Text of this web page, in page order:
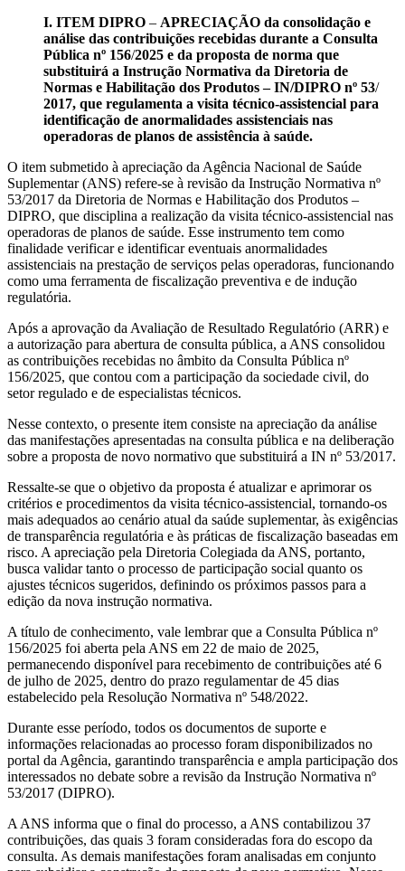
I. ITEM DIPRO – APRECIAÇÃO da consolidação e
análise das contribuições recebidas durante a Consulta
Pública nº 156/2025 e da proposta de norma que
substituirá a Instrução Normativa da Diretoria de
Normas e Habilitação dos Produtos – IN/DIPRO nº 53/
2017, que regulamenta a visita técnico-assistencial para
identificação de anormalidades assistenciais nas
operadoras de planos de assistência à saúde.
O item submetido à apreciação da Agência Nacional de Saúde
Suplementar (ANS) refere-se à revisão da Instrução Normativa nº
53/2017 da Diretoria de Normas e Habilitação dos Produtos –
DIPRO, que disciplina a realização da visita técnico-assistencial nas
operadoras de planos de saúde. Esse instrumento tem como
finalidade verificar e identificar eventuais anormalidades
assistenciais na prestação de serviços pelas operadoras, funcionando
como uma ferramenta de fiscalização preventiva e de indução
regulatória.
Após a aprovação da Avaliação de Resultado Regulatório (ARR) e
a autorização para abertura de consulta pública, a ANS consolidou
as contribuições recebidas no âmbito da Consulta Pública nº
156/2025, que contou com a participação da sociedade civil, do
setor regulado e de especialistas técnicos.
Nesse contexto, o presente item consiste na apreciação da análise
das manifestações apresentadas na consulta pública e na deliberação
sobre a proposta de novo normativo que substituirá a IN nº 53/2017.
Ressalte-se que o objetivo da proposta é atualizar e aprimorar os
critérios e procedimentos da visita técnico-assistencial, tornando-os
mais adequados ao cenário atual da saúde suplementar, às exigências
de transparência regulatória e às práticas de fiscalização baseadas em
risco. A apreciação pela Diretoria Colegiada da ANS, portanto,
busca validar tanto o processo de participação social quanto os
ajustes técnicos sugeridos, definindo os próximos passos para a
edição da nova instrução normativa.
A título de conhecimento, vale lembrar que a Consulta Pública nº
156/2025 foi aberta pela ANS em 22 de maio de 2025,
permanecendo disponível para recebimento de contribuições até 6
de julho de 2025, dentro do prazo regulamentar de 45 dias
estabelecido pela Resolução Normativa nº 548/2022.
Durante esse período, todos os documentos de suporte e
informações relacionadas ao processo foram disponibilizados no
portal da Agência, garantindo transparência e ampla participação dos
interessados no debate sobre a revisão da Instrução Normativa nº
53/2017 (DIPRO).
A ANS informa que o final do processo, a ANS contabilizou 37
contribuições, das quais 3 foram consideradas fora do escopo da
consulta. As demais manifestações foram analisadas em conjunto